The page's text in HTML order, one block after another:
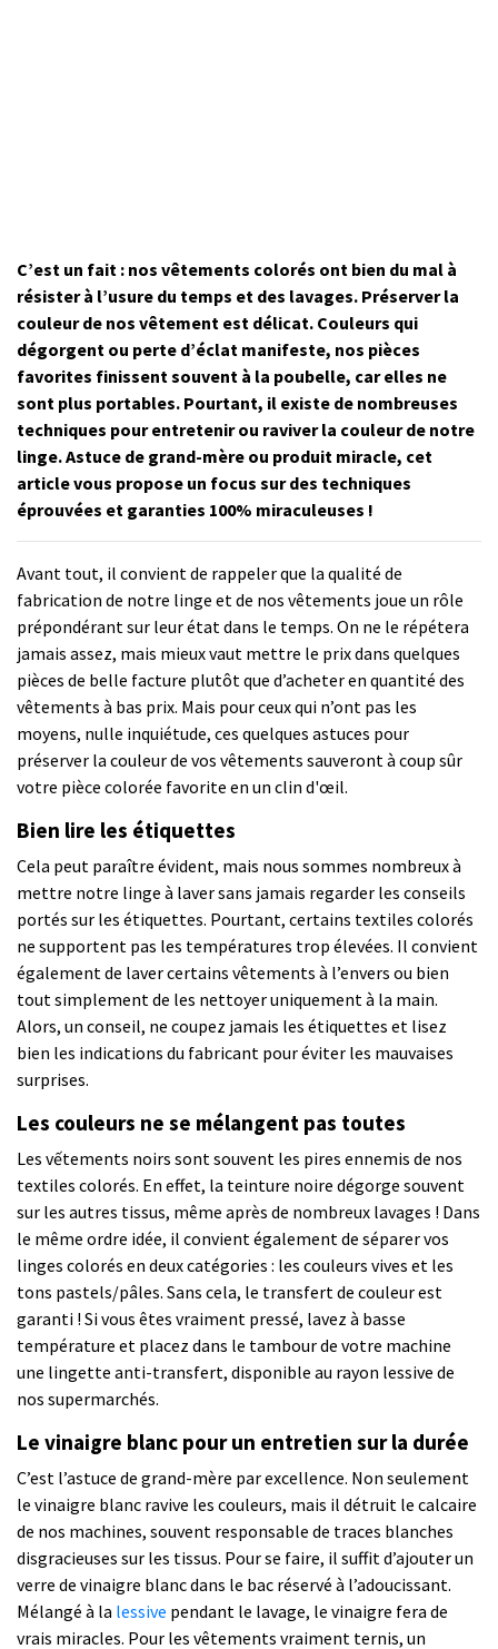
C’est un fait : nos vêtements colorés ont bien du mal à
résister à l’usure du temps et des lavages. Préserver la
couleur de nos vêtement est délicat. Couleurs qui
dégorgent ou perte d’éclat manifeste, nos pièces
favorites finissent souvent à la poubelle, car elles ne
sont plus portables. Pourtant, il existe de nombreuses
techniques pour entretenir ou raviver la couleur de notre
linge. Astuce de grand-mère ou produit miracle, cet
article vous propose un focus sur des techniques
éprouvées et garanties 100% miraculeuses !
Avant tout, il convient de rappeler que la qualité de
fabrication de notre linge et de nos vêtements joue un rôle
prépondérant sur leur état dans le temps. On ne le répétera
jamais assez, mais mieux vaut mettre le prix dans quelques
pièces de belle facture plutôt que d’acheter en quantité des
vêtements à bas prix. Mais pour ceux qui n’ont pas les
moyens, nulle inquiétude, ces quelques astuces pour
préserver la couleur de vos vêtements sauveront à coup sûr
votre pièce colorée favorite en un clin d'œil.
Bien lire les étiquettes
Cela peut paraître évident, mais nous sommes nombreux à
mettre notre linge à laver sans jamais regarder les conseils
portés sur les étiquettes. Pourtant, certains textiles colorés
ne supportent pas les températures trop élevées. Il convient
également de laver certains vêtements à l’envers ou bien
tout simplement de les nettoyer uniquement à la main.
Alors, un conseil, ne coupez jamais les étiquettes et lisez
bien les indications du fabricant pour éviter les mauvaises
surprises.
Les couleurs ne se mélangent pas toutes
Les vếtements noirs sont souvent les pires ennemis de nos
textiles colorés. En effet, la teinture noire dégorge souvent
sur les autres tissus, même après de nombreux lavages ! Dans
le même ordre idée, il convient également de séparer vos
linges colorés en deux catégories : les couleurs vives et les
tons pastels/pâles. Sans cela, le transfert de couleur est
garanti ! Si vous êtes vraiment pressé, lavez à basse
température et placez dans le tambour de votre machine
une lingette anti-transfert, disponible au rayon lessive de
nos supermarchés.
Le vinaigre blanc pour un entretien sur la durée
C’est l’astuce de grand-mère par excellence. Non seulement
le vinaigre blanc ravive les couleurs, mais il détruit le calcaire
de nos machines, souvent responsable de traces blanches
disgracieuses sur les tissus. Pour se faire, il suffit d’ajouter un
verre de vinaigre blanc dans le bac réservé à l’adoucissant.
Mélangé à la lessive pendant le lavage, le vinaigre fera de
vrais miracles. Pour les vêtements vraiment ternis, un